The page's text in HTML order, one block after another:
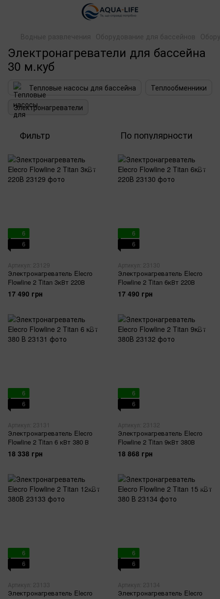
Водные развлечения Оборудование для бассейнов
Электронагреватели для бассейна
30 м.куб
Тепловые насосы для бассейна
Теплообменники
Электронагреватели
Фильтр По популярности
6
6
Артикул: 23129
Электронагреватель Elecro
Flowline 2 Titan 3кВт 220В
17 490 грн
6
6
Артикул: 23130
Электронагреватель Elecro
Flowline 2 Titan 6кВт 220В
17 490 грн
6
6
Артикул: 23131
Электронагреватель Elecro
Flowline 2 Titan 6 кВт 380 В
18 338 грн
6
6
Артикул: 23132
Электронагреватель Elecro
Flowline 2 Titan 9кВт 380В
18 868 грн
6
6
Артикул: 23133
Электронагреватель Elecro
6
6
Артикул: 23134
Электронагреватель Elecro